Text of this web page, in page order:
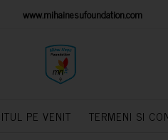
www.mihainesufoundation.com
PE VENIT TERMENI SI